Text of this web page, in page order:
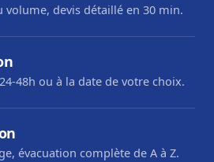
volume, devis détaillé en 30 min.
48h ou à la date de votre choix.
évacuation complète de A à Z.